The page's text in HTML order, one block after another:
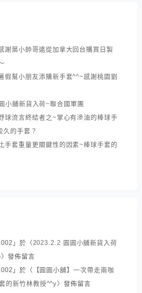
謝葉小帥哥遠從加拿大回台購買日製
假幫小朋友添購新手套^^~感謝桃園劉
小舖新貨入荷~聯合國軍團
球流言終結者之~掌心有滲油的棒球手
久的手套？
手套重量更關鍵性的因素~棒球手套的
」於〈2023.2.2 圓圓小舖新貨入荷
〉發佈留言
」於〈
【圓圓小舖】一次帶走兩咖
的新竹林教授^^y〉發佈留言